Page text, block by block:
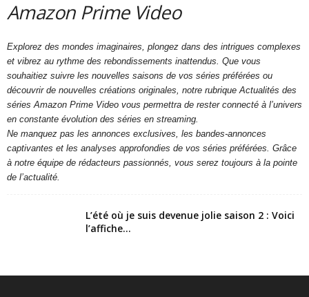
Amazon Prime Video
Explorez des mondes imaginaires, plongez dans des intrigues complexes
et vibrez au rythme des rebondissements inattendus. Que vous
souhaitiez suivre les nouvelles saisons de vos séries préférées ou
découvrir de nouvelles créations originales, notre rubrique Actualités des
séries Amazon Prime Video vous permettra de rester connecté à l’univers
en constante évolution des séries en streaming.
Ne manquez pas les annonces exclusives, les bandes-annonces
captivantes et les analyses approfondies de vos séries préférées. Grâce
à notre équipe de rédacteurs passionnés, vous serez toujours à la pointe
de l’actualité.
L’été où je suis devenue jolie saison 2 : Voici
l’affiche...